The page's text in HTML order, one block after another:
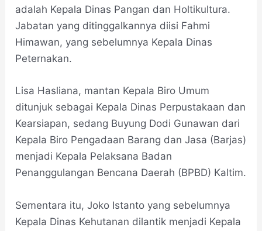
adalah Kepala Dinas Pangan dan Holtikultura.
Jabatan yang ditinggalkannya diisi Fahmi
Himawan, yang sebelumnya Kepala Dinas
Peternakan.
Lisa Hasliana, mantan Kepala Biro Umum
ditunjuk sebagai Kepala Dinas Perpustakaan dan
Kearsiapan, sedang Buyung Dodi Gunawan dari
Kepala Biro Pengadaan Barang dan Jasa (Barjas)
menjadi Kepala Pelaksana Badan
Penanggulangan Bencana Daerah (BPBD) Kaltim.
Sementara itu, Joko Istanto yang sebelumnya
Kepala Dinas Kehutanan dilantik menjadi Kepala